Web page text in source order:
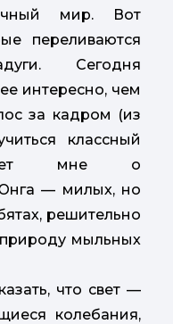
мир. Вот
переливаются
Сегодня
интересно, чем
за кадром (из
классный
мне о
— милых, но
решительно
мыльных
что свет —
колебания,